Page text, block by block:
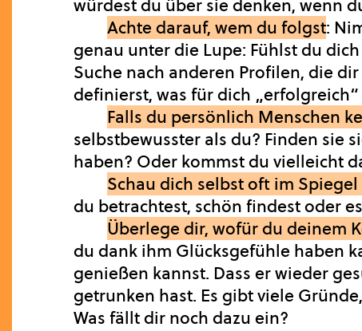
würdest du über sie denken, wenn
Achte darauf, wem du folgst:
genau unter die Lupe: Fühlst du
Suche nach anderen Profilen, die
definierst, was für dich
Falls du persönlich Menschen
selbstbewusster als du? Finden sie
haben? Oder kommst du vielleicht
Schau dich selbst oft im Spiegel
du betrachtest, schön findest oder
Überlege dir, wofür du deinem
du dank ihm Glücksgefühle haben
genießen kannst. Dass er wieder
getrunken hast. Es gibt viele
Was fällt dir noch dazu ein?